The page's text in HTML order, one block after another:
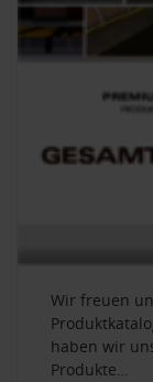
Wir freuen
haben wir
Produkte…